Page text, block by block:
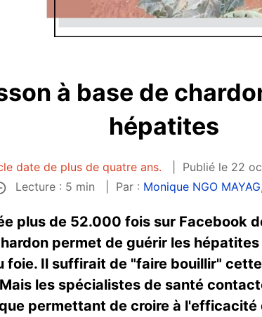
à base de
hépatites
date de plus de quatre ans.
Publié le 22
Lecture : 5 min
Par : Monique NGO MAYAG
plus de 52.000 fois sur Facebook
permet de guérir les
foie. Il suffirait de "faire bouillir"
les spécialistes de santé
permettant de croire à